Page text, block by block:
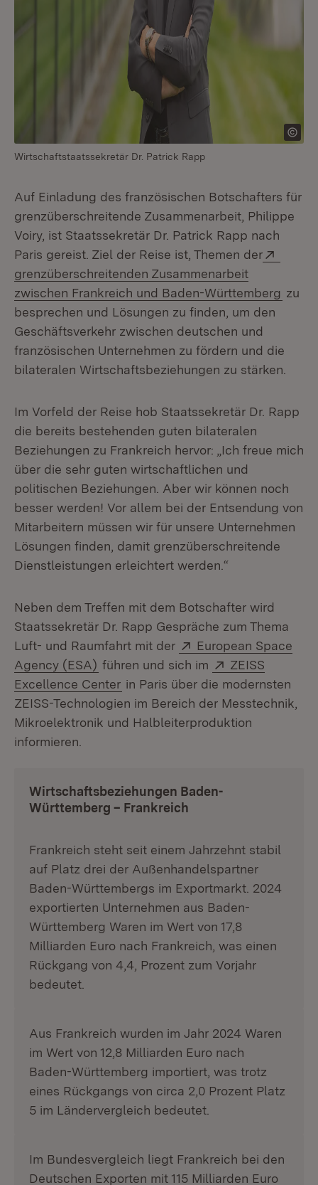
Wirtschaftstaatssekretär Dr. Patrick Rapp
Auf Einladung des französischen Botschafters für
grenzüberschreitende Zusammenarbeit, Philippe
Voiry, ist Staatssekretär Dr. Patrick Rapp nach
Paris gereist. Ziel der Reise ist, Themen der
grenzüberschreitenden Zusammenarbeit
zwischen Frankreich und Baden-Württemberg zu
besprechen und Lösungen zu finden, um den
Geschäftsverkehr zwischen deutschen und
französischen Unternehmen zu fördern und die
bilateralen Wirtschaftsbeziehungen zu stärken.
Im Vorfeld der Reise hob Staatssekretär Dr. Rapp
die bereits bestehenden guten bilateralen
Beziehungen zu Frankreich hervor: „Ich freue mich
über die sehr guten wirtschaftlichen und
politischen Beziehungen. Aber wir können noch
besser werden! Vor allem bei der Entsendung von
Mitarbeitern müssen wir für unsere Unternehmen
Lösungen finden, damit grenzüberschreitende
Dienstleistungen erleichtert werden.“
Neben dem Treffen mit dem Botschafter wird
Staatssekretär Dr. Rapp Gespräche zum Thema
Luft- und Raumfahrt mit der
Extern:
European Space
Agency (ESA) (Öffnet in neuem Fenster)
führen und sich im Extern:
ZEISS
Excellence Center (Öffnet in neuem Fenster)
in Paris über die modernsten
ZEISS-Technologien im Bereich der Messtechnik,
Mikroelektronik und Halbleiterproduktion
informieren.
Wirtschaftsbeziehungen Baden-
Württemberg – Frankreich
Frankreich steht seit einem Jahrzehnt stabil
auf Platz drei der Außenhandelspartner
Baden-Württembergs im Exportmarkt. 2024
exportierten Unternehmen aus Baden-
Württemberg Waren im Wert von 17,8
Milliarden Euro nach Frankreich, was einen
Rückgang von 4,4, Prozent zum Vorjahr
bedeutet.
Aus Frankreich wurden im Jahr 2024 Waren
im Wert von 12,8 Milliarden Euro nach
Baden-Württemberg importiert, was trotz
eines Rückgangs von circa 2,0 Prozent Platz
5 im Ländervergleich bedeutet.
Im Bundesvergleich liegt Frankreich bei den
Deutschen Exporten mit 115 Milliarden Euro